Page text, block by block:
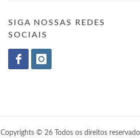
SIGA NOSSAS REDES
SOCIAIS
Copyrights © 26 Todos os direitos